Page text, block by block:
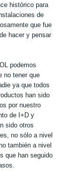
histórico para
de
que fue
hacer y pensar
podemos
no tener que
ya que todos
han sido
por nuestro
de I+D y
sido otros
no sólo a nivel
también a nivel
que han seguido